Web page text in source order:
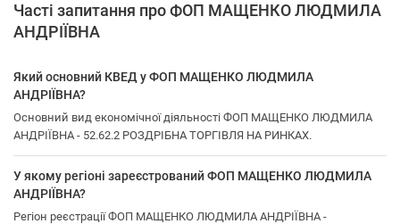
Часті запитання про ФОП МАЩЕНКО ЛЮДМИЛА
АНДРІЇВНА
Який основний КВЕД у ФОП МАЩЕНКО ЛЮДМИЛА
АНДРІЇВНА?
Основний вид економічної діяльності ФОП МАЩЕНКО ЛЮДМИЛА
АНДРІЇВНА - 52.62.2 РОЗДРІБНА ТОРГІВЛЯ НА РИНКАХ.
У якому регіоні зареєстрований ФОП МАЩЕНКО ЛЮДМИЛА
АНДРІЇВНА?
Регіон реєстрації ФОП МАЩЕНКО ЛЮДМИЛА АНДРІЇВНА -